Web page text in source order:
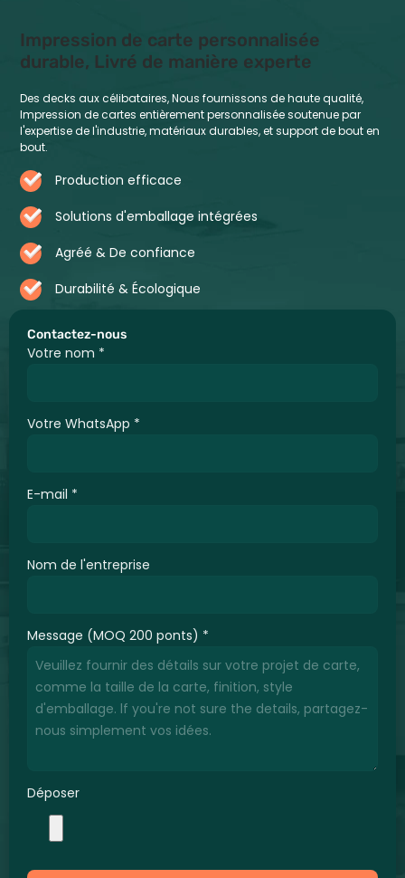
Contactez-nous
Votre nom *
Votre WhatsApp *
E-mail *
Nom de l'entreprise
Message (MOQ 200 ponts) *
Déposer
Impression de carte personnalisée
durable, Livré de manière experte
Des decks aux célibataires, Nous fournissons de haute qualité,
Impression de cartes entièrement personnalisée soutenue par
l'expertise de l'industrie, matériaux durables, et support de bout en
bout.
Production efficace
Solutions d'emballage intégrées
Agréé & De confiance
Durabilité & Écologique